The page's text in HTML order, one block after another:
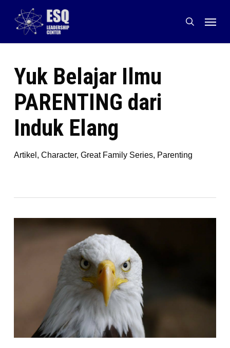
content
search
Menu
Yuk Belajar Ilmu
PARENTING dari
Induk Elang
Artikel , Character, Great Family Series, Parenting